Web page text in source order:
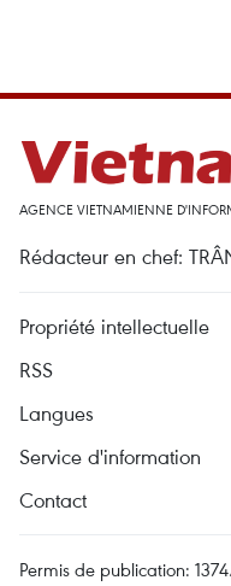
AGENCE VIETNAMIENNE
Rédacteur en chef:
Propriété intellectuelle
RSS
Langues
Service d'information
Contact
Permis de publication: